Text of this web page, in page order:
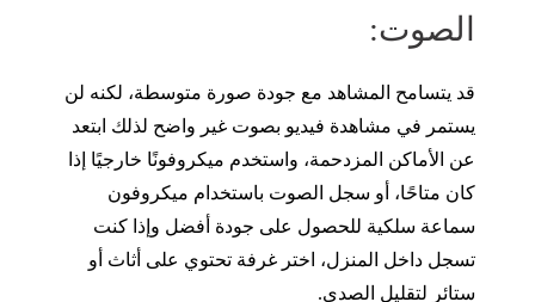
الصوت:
قد يتسامح المشاهد مع جودة صورة متوسطة، لكنه لن
يستمر في مشاهدة فيديو بصوت غير واضح لذلك ابتعد
عن الأماكن المزدحمة، واستخدم ميكروفونًا خارجيًا إذا
كان متاحًا، أو سجل الصوت باستخدام ميكروفون
سماعة سلكية للحصول على جودة أفضل وإذا كنت
تسجل داخل المنزل، اختر غرفة تحتوي على أثاث أو
ستائر لتقليل الصدى.